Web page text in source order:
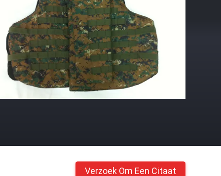
Verzoek Om Een Citaat